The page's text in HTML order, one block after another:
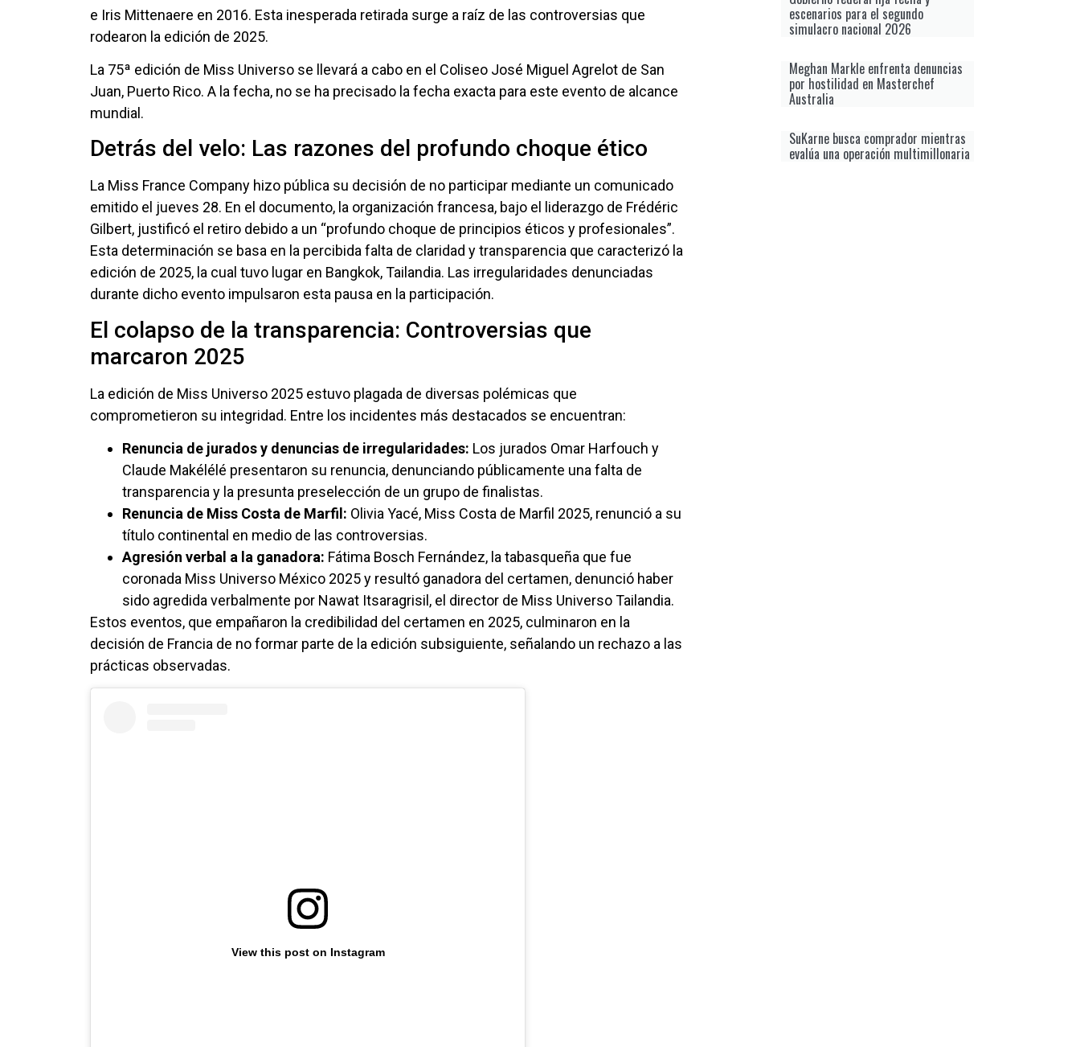
e Iris Mittenaere en 2016. Esta inesperada retirada surge a raíz de las controversias que
rodearon la edición de 2025.
La 75ª edición de Miss Universo se llevará a cabo en el Coliseo José Miguel Agrelot de San
Juan, Puerto Rico. A la fecha, no se ha precisado la fecha exacta para este evento de alcance
mundial.
Detrás del velo: Las razones del profundo choque ético
La Miss France Company hizo pública su decisión de no participar mediante un comunicado
emitido el jueves 28. En el documento, la organización francesa, bajo el liderazgo de Frédéric
Gilbert, justificó el retiro debido a un “profundo choque de principios éticos y profesionales”.
Esta determinación se basa en la percibida falta de claridad y transparencia que caracterizó la
edición de 2025, la cual tuvo lugar en Bangkok, Tailandia. Las irregularidades denunciadas
durante dicho evento impulsaron esta pausa en la participación.
El colapso de la transparencia: Controversias que
marcaron 2025
La edición de Miss Universo 2025 estuvo plagada de diversas polémicas que
comprometieron su integridad. Entre los incidentes más destacados se encuentran:
Renuncia de jurados y denuncias de irregularidades: Los jurados Omar Harfouch y
Claude Makélélé presentaron su renuncia, denunciando públicamente una falta de
transparencia y la presunta preselección de un grupo de finalistas.
Renuncia de Miss Costa de Marfil: Olivia Yacé, Miss Costa de Marfil 2025, renunció a su
título continental en medio de las controversias.
Agresión verbal a la ganadora: Fátima Bosch Fernández, la tabasqueña que fue
coronada Miss Universo México 2025 y resultó ganadora del certamen, denunció haber
sido agredida verbalmente por Nawat Itsaragrisil, el director de Miss Universo Tailandia.
Estos eventos, que empañaron la credibilidad del certamen en 2025, culminaron en la
decisión de Francia de no formar parte de la edición subsiguiente, señalando un rechazo a las
prácticas observadas.
View this post on Instagram
escenarios para el segundo
simulacro nacional 2026
Meghan Markle enfrenta denuncias
por hostilidad en Masterchef
Australia
SuKarne busca comprador mientras
evalúa una operación multimillonaria